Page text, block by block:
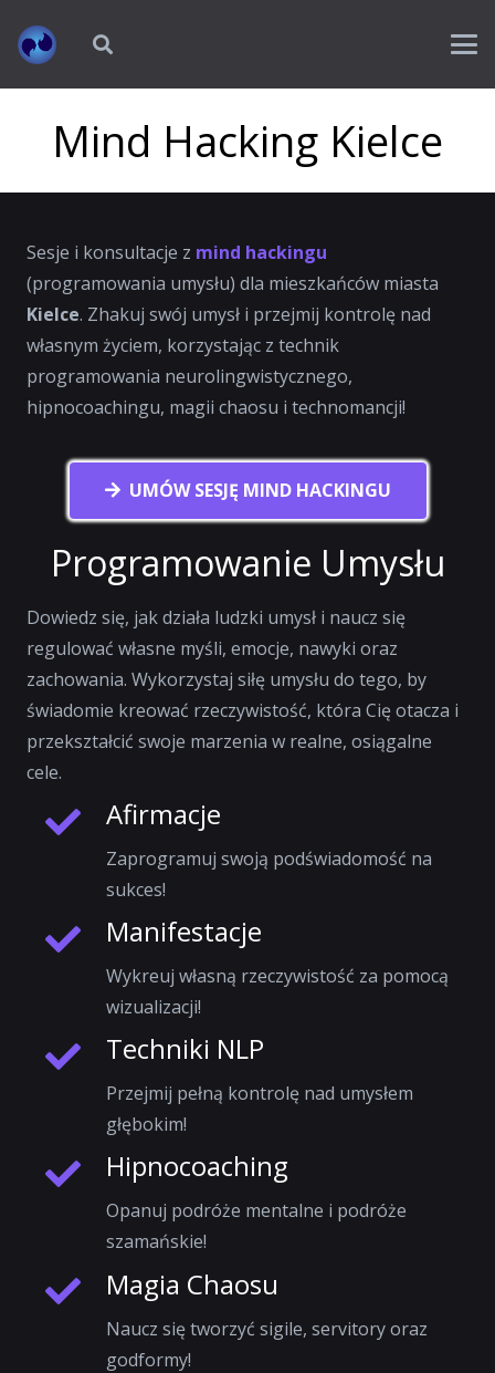
Mind Hacking Kielce
Sesje i konsultacje z mind hackingu
(programowania umysłu) dla mieszkańców miasta
Kielce. Zhakuj swój umysł i przejmij kontrolę nad
własnym życiem, korzystając z technik
programowania neurolingwistycznego,
hipnocoachingu, magii chaosu i technomancji!
UMÓW SESJĘ MIND HACKINGU
Programowanie Umysłu
Dowiedz się, jak działa ludzki umysł i naucz się
regulować własne myśli, emocje, nawyki oraz
zachowania. Wykorzystaj siłę umysłu do tego, by
świadomie kreować rzeczywistość, która Cię otacza i
przekształcić swoje marzenia w realne, osiągalne
cele.
Afirmacje
Zaprogramuj swoją podświadomość na
sukces!
Manifestacje
Wykreuj własną rzeczywistość za pomocą
wizualizacji!
Techniki NLP
Przejmij pełną kontrolę nad umysłem
głębokim!
Hipnocoaching
Opanuj podróże mentalne i podróże
szamańskie!
Magia Chaosu
Naucz się tworzyć sigile, servitory oraz
godformy!